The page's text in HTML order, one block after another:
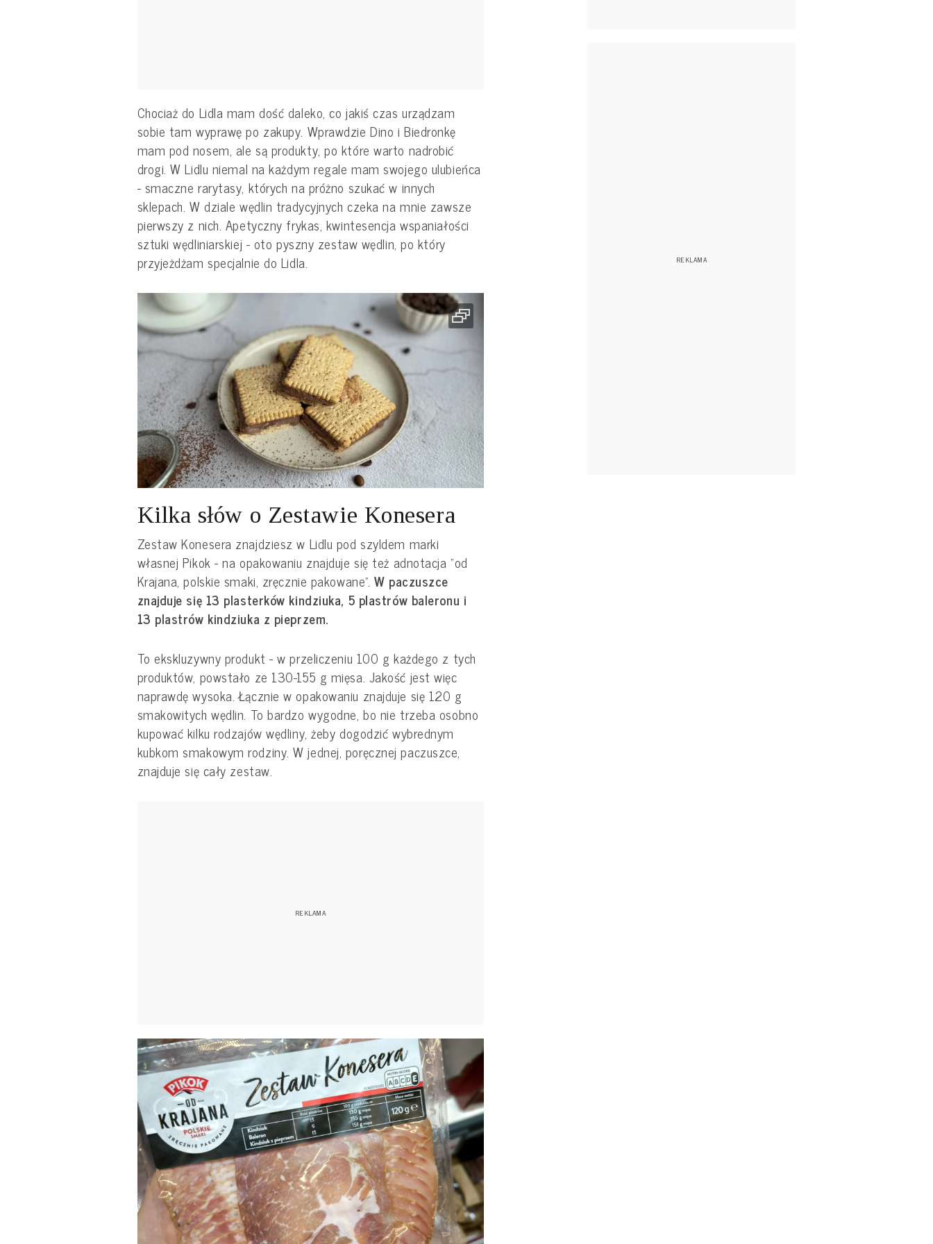
Chociaż do Lidla mam dość daleko, co jakiś czas urządzam
sobie tam wyprawę po zakupy. Wprawdzie Dino i Biedronkę
mam pod nosem, ale są produkty, po które warto nadrobić
drogi. W Lidlu niemal na każdym regale mam swojego ulubieńca
- smaczne rarytasy, których na próżno szukać w innych
sklepach. W dziale wędlin tradycyjnych czeka na mnie zawsze
pierwszy z nich. Apetyczny frykas, kwintesencja wspaniałości
sztuki wędliniarskiej - oto pyszny zestaw wędlin, po który
przyjeżdżam specjalnie do Lidla.
Kilka słów o Zestawie Konesera
Zestaw Konesera znajdziesz w Lidlu pod szyldem marki
własnej Pikok - na opakowaniu znajduje się też adnotacja "od
Krajana, polskie smaki, zręcznie pakowane". W paczuszce
znajduje się 13 plasterków kindziuka, 5 plastrów baleronu i
13 plastrów kindziuka z pieprzem.
To ekskluzywny produkt - w przeliczeniu 100 g każdego z tych
produktów, powstało ze 130-155 g mięsa. Jakość jest więc
naprawdę wysoka. Łącznie w opakowaniu znajduje się 120 g
smakowitych wędlin. To bardzo wygodne, bo nie trzeba osobno
kupować kilku rodzajów wędliny, żeby dogodzić wybrednym
kubkom smakowym rodziny. W jednej, poręcznej paczuszce,
znajduje się cały zestaw.